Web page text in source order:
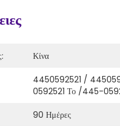
Κίνα
4450592521 /
0592521 Το /445-
90 Ημέρες